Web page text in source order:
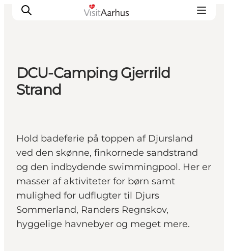
Oplevelser
Transport
DCU-Camping Gjerrild
Strand
Hold badeferie på toppen af Djursland
ved den skønne, finkornede sandstrand
og den indbydende swimmingpool. Her er
masser af aktiviteter for børn samt
mulighed for udflugter til Djurs
Sommerland, Randers Regnskov,
hyggelige havnebyer og meget mere.